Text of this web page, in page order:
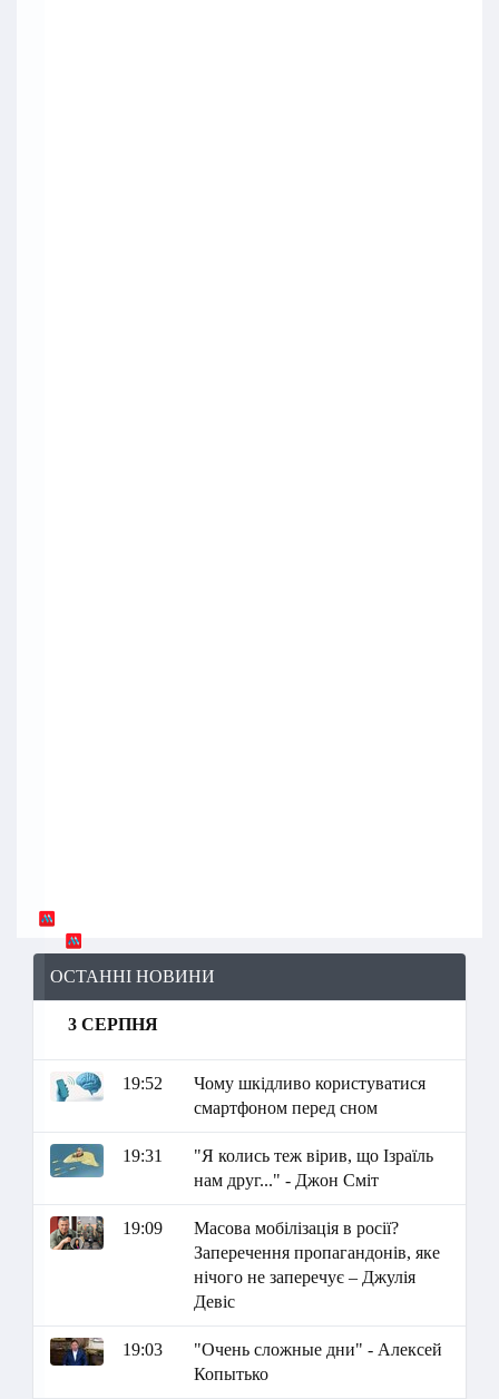
ОСТАННІ НОВИНИ
3 СЕРПНЯ
19:52
Чому шкідливо користуватися
смартфоном перед сном
19:31
"Я колись теж вірив, що Ізраїль
нам друг..." - Джон Сміт
19:09
Масова мобілізація в росії?
Заперечення пропагандонів, яке
нічого не заперечує – Джулія
Девіс
19:03
"Очень сложные дни" - Алексей
Копытько